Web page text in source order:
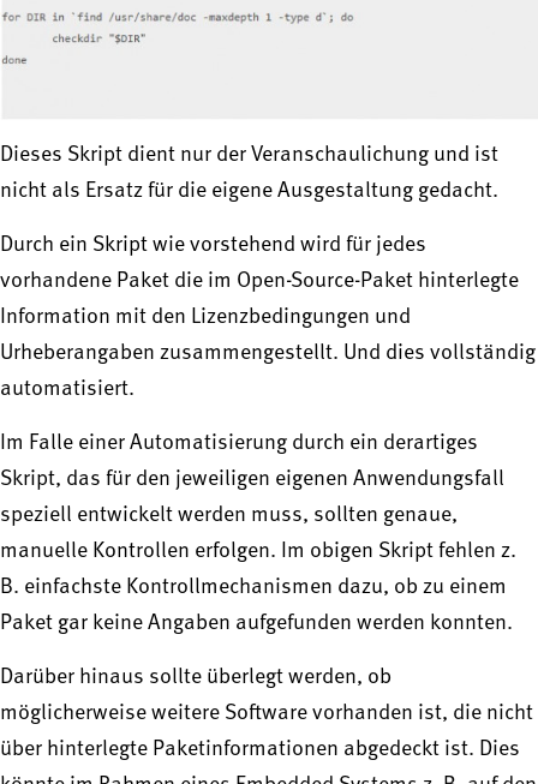
Dieses Skript dient nur der Veranschaulichung und ist
nicht als Ersatz für die eigene Ausgestaltung gedacht.
Durch ein Skript wie vorstehend wird für jedes
vorhandene Paket die im Open-Source-Paket hinterlegte
Information mit den Lizenzbedingungen und
Urheberangaben zusammengestellt. Und dies vollständig
automatisiert.
Im Falle einer Automatisierung durch ein derartiges
Skript, das für den jeweiligen eigenen Anwendungsfall
speziell entwickelt werden muss, sollten genaue,
manuelle Kontrollen erfolgen. Im obigen Skript fehlen z.
B. einfachste Kontrollmechanismen dazu, ob zu einem
Paket gar keine Angaben aufgefunden werden konnten.
Darüber hinaus sollte überlegt werden, ob
möglicherweise weitere Software vorhanden ist, die nicht
über hinterlegte Paketinformationen abgedeckt ist. Dies